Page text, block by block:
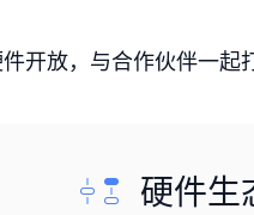
开放，与合作伙伴一起
硬件生